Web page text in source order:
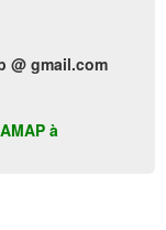
@ gmail.com
à